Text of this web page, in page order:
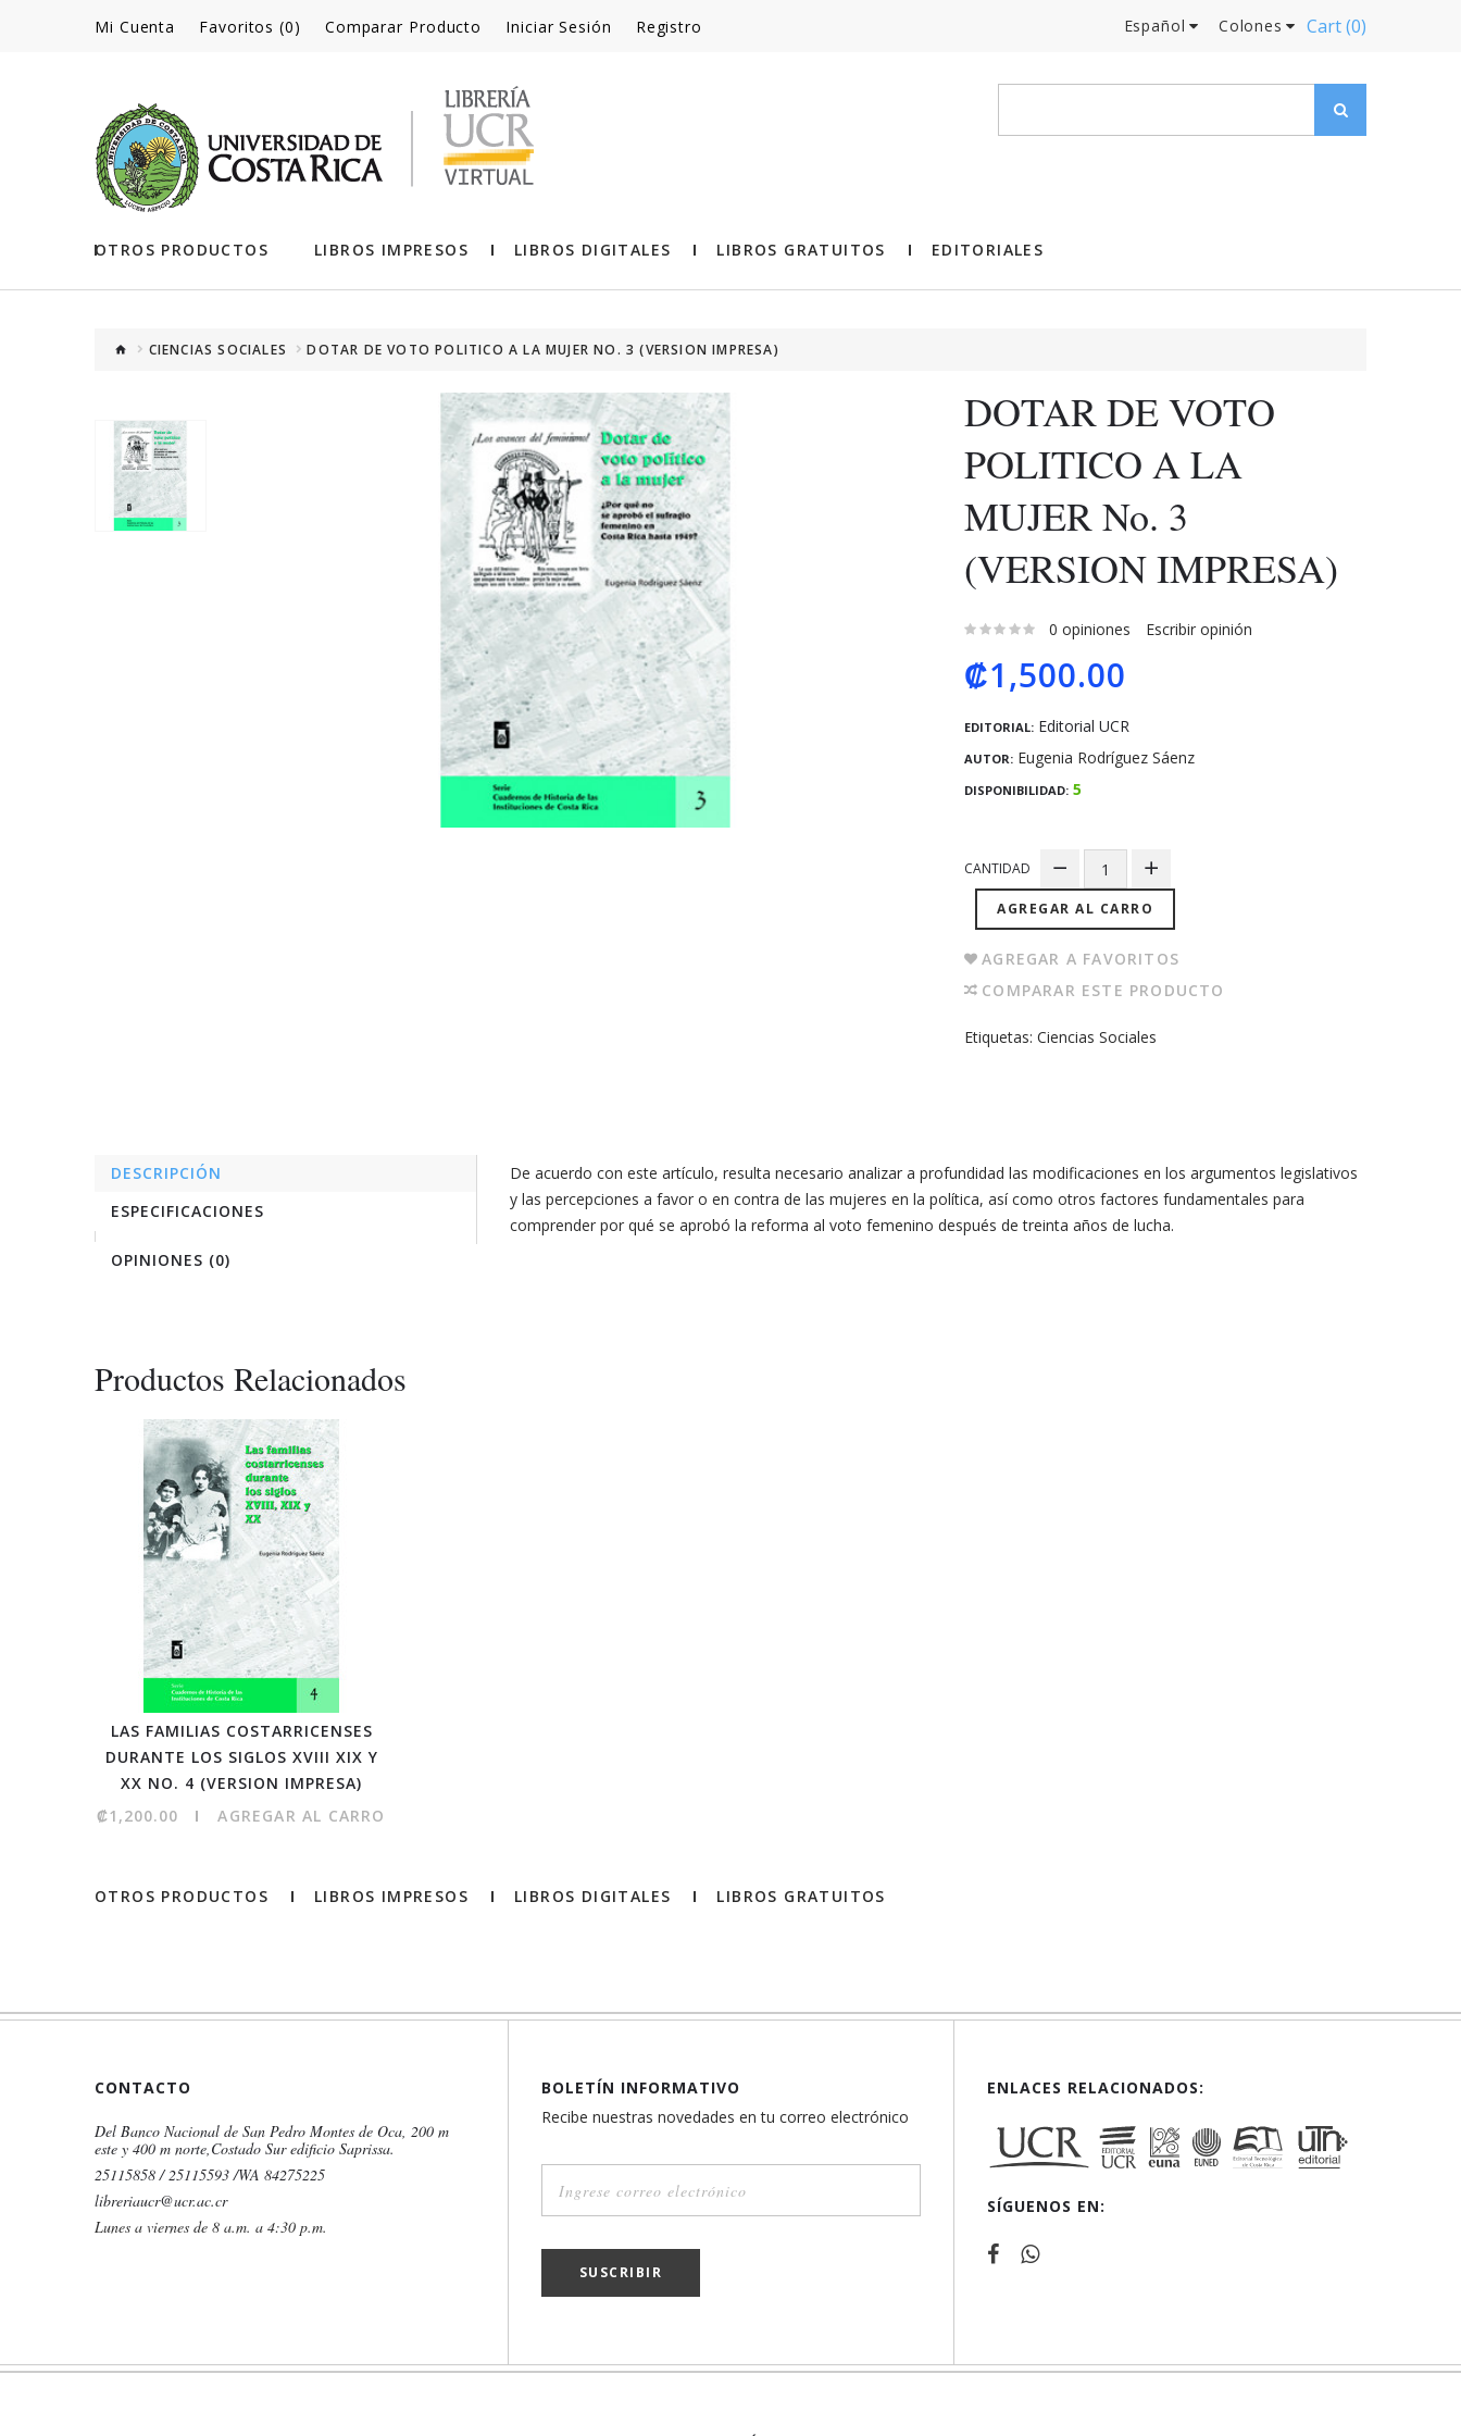
Mi Cuenta Favoritos (0) Comparar Producto Iniciar Sesión Registro Cart(0)
Colones
Español
OTROS PRODUCTOS LIBROS IMPRESOS LIBROS DIGITALES LIBROS GRATUITOS EDITORIALES
CIENCIAS SOCIALES DOTAR DE VOTO POLITICO A LA MUJER NO. 3 (VERSION IMPRESA)
DOTAR DE VOTO
POLITICO A LA
MUJER No. 3
(VERSION IMPRESA)
0 opiniones Escribir opinión
₡1,500.00
EDITORIAL: Editorial UCR
AUTOR: Eugenia Rodríguez Sáenz
DISPONIBILIDAD: 5
CANTIDAD
AGREGAR AL CARRO
AGREGAR A FAVORITOS
COMPARAR ESTE PRODUCTO
Etiquetas: Ciencias Sociales
DESCRIPCIÓN
ESPECIFICACIONES
OPINIONES (0)
De acuerdo con este artículo, resulta necesario analizar a profundidad las modificaciones en los argumentos legislativos
y las percepciones a favor o en contra de las mujeres en la política, así como otros factores fundamentales para
comprender por qué se aprobó la reforma al voto femenino después de treinta años de lucha.
Productos Relacionados
LAS FAMILIAS COSTARRICENSES
DURANTE LOS SIGLOS XVIII XIX Y
XX NO. 4 (VERSION IMPRESA)
₡1,200.00
AGREGAR AL CARRO
OTROS PRODUCTOS LIBROS IMPRESOS LIBROS DIGITALES LIBROS GRATUITOS
CONTACTO
Del Banco Nacional de San Pedro Montes de Oca, 200 m
este y 400 m norte,Costado Sur edificio Saprissa.
25115858 / 25115593 /WA 84275225
libreriaucr@ucr.ac.cr
Lunes a viernes de 8 a.m. a 4:30 p.m.
BOLETÍN INFORMATIVO
Recibe nuestras novedades en tu correo electrónico
SUSCRIBIR
ENLACES RELACIONADOS:
SÍGUENOS EN: